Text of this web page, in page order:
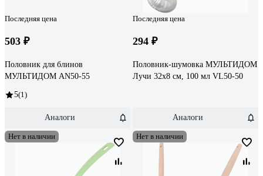
Последняя цена
503 ₽
Половник для блинов
МУЛЬТИДОМ AN50-55
5(1)
Аналоги
Последняя цена
294 ₽
Половник-шумовка МУЛЬТИДОМ
Лучи 32x8 см, 100 мл VL50-50
Аналоги
Нет в наличии Нет в наличии